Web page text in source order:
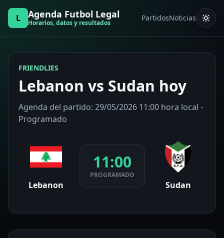
L Agenda Futbol Legal
Horarios, datos y resultados
PartidosNoticias
FRIENDLIES
Lebanon vs Sudan hoy
Agenda del partido: 29/05/2026 11:00 hora local -
Programado
Lebanon
11:00
PROGRAMADO
Sudan